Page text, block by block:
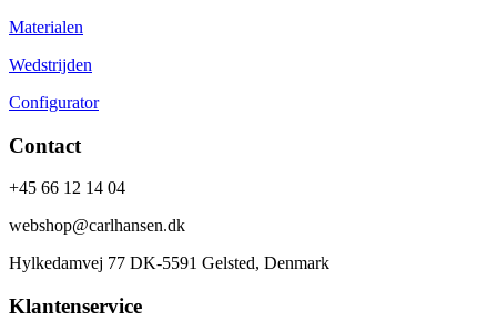
Materialen
Wedstrijden
Configurator
Contact
+45 66 12 14 04
webshop@carlhansen.dk
Hylkedamvej 77 DK-5591 Gelsted, Denmark
Klantenservice